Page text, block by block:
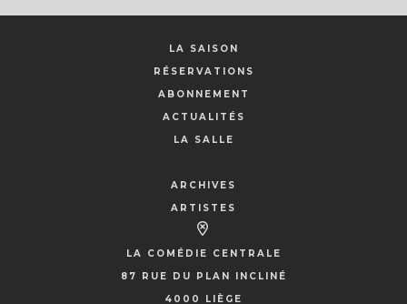
LA SAISON
RÉSERVATIONS
ABONNEMENT
ACTUALITÉS
LA SALLE
ARCHIVES
ARTISTES
LA COMÉDIE CENTRALE
87 RUE DU PLAN INCLINÉ
4000 LIÈGE